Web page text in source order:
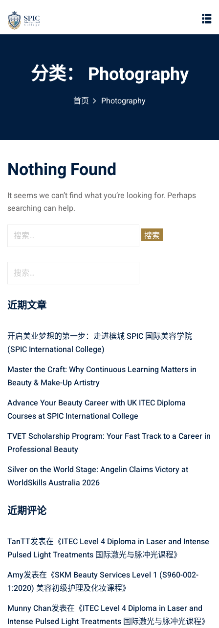
分类： Photography
首页 Photography
Nothing Found
It seems we can’t find what you’re looking for. Perhaps
searching can help.
近期文章
开启美业梦想的第一步：走进槟城 SPIC 国际美容学院
(SPIC International College)
Master the Craft: Why Continuous Learning Matters in
Beauty & Make-Up Artistry
Advance Your Beauty Career with UK ITEC Diploma
Courses at SPIC International College
TVET Scholarship Program: Your Fast Track to a Career in
Professional Beauty
Silver on the World Stage: Angelin Claims Victory at
WorldSkills Australia 2026
近期评论
TanTT发表在《ITEC Level 4 Diploma in Laser and Intense
Pulsed Light Treatments 国际激光与脉冲光课程》
Amy发表在《SKM Beauty Services Level 1 (S960-002-
1:2020) 美容初级护理及化妆课程》
Munny Chan发表在《ITEC Level 4 Diploma in Laser and
Intense Pulsed Light Treatments 国际激光与脉冲光课程》